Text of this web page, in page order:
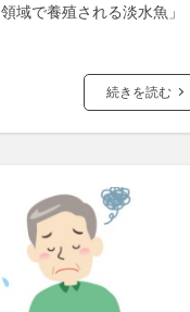
域で養殖される淡水魚」
続きを読む